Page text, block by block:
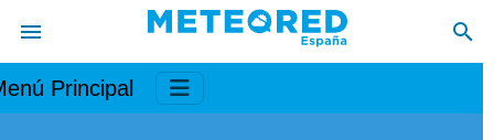
Principal